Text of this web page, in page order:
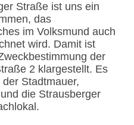
Straße ist uns ein
das
im Volksmund auch
wird. Damit ist
der
2 klargestellt. Es
Stadtmauer,
die Strausberger